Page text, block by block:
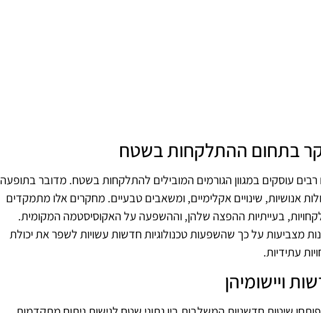
בתחום ההתלקחות בשטח
עוסקים במגוון הגורמים המובילים להתלקחות בשטח. מדובר בתופעה
אנושיות, שינויים אקלימיים, ומשאבים טבעיים. מחקרים אלו מתמקדים
בעייתיות ההפצה שלהן, וההשפעה על האקוסיסטמה המקומית.
מצביעות על כך שהשפעות טכנולוגיות חדשות עשויות לשפר את יכולת
עתידיות.
ויישומיהן